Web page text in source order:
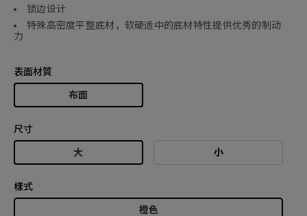
锁边设计
特殊高密度平整底材，软硬适中的底材特性提供优秀的制动
力
表面材質
布面
尺寸
大 小
樣式
橙色